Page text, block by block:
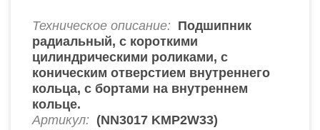
Техническое описание: Подшипник
радиальный, с короткими
цилиндрическими роликами, с
коническим отверстием внутреннего
кольца, с бортами на внутреннем
кольце.
Артикул: (NN3017 KMP2W33)